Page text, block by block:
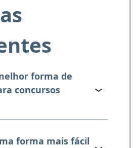
forma de
concursos
forma mais fácil